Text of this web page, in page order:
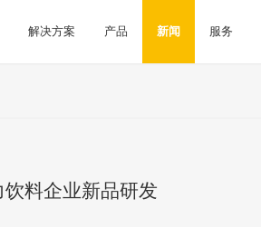
解决方案 产品 新闻 服务
料企业新品研发